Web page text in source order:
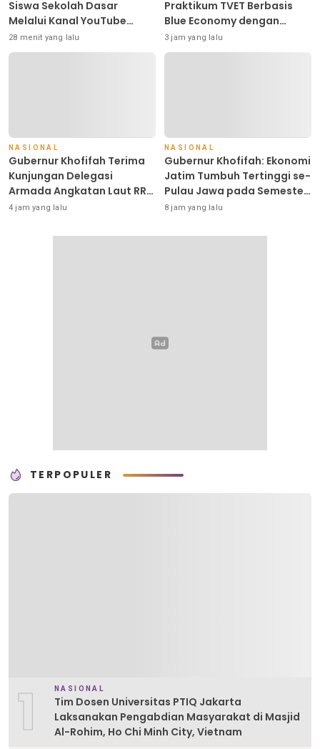
Siswa Sekolah Dasar
Melalui Kanal YouTube
Minivila
28 menit yang lalu
Praktikum TVET Berbasis
Blue Economy dengan
Pendekatan Kesehatan dan
Keselamatan Kerja untuk
3 jam yang lalu
NASIONAL
Gubernur Khofifah Terima
Kunjungan Delegasi
Armada Angkatan Laut RRT,
Perkuat Kolaborasi
4 jam yang lalu
NASIONAL
Gubernur Khofifah: Ekonomi
Jatim Tumbuh Tertinggi se-
Pulau Jawa pada Semester
I 2026, Kemiskinan dan
Menurun
8 jam yang lalu
TERPOPULER
1 NASIONAL
Tim Dosen Universitas PTIQ Jakarta
Laksanakan Pengabdian Masyarakat di Masjid
Al-Rohim, Ho Chi Minh City, Vietnam